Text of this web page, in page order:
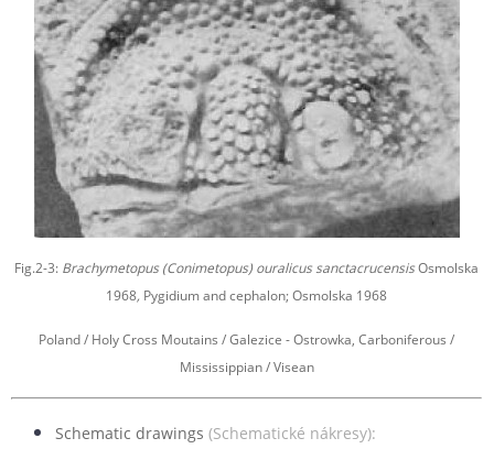
Fig.2-3: Brachymetopus (Conimetopus) ouralicus sanctacrucensisOsmolska
1968, Pygidium and cephalon; Osmolska 1968
Poland / Holy Cross Moutains / Galezice - Ostrowka, Carboniferous /
Mississippian / Visean
Schematic drawings (Schematické nákresy):